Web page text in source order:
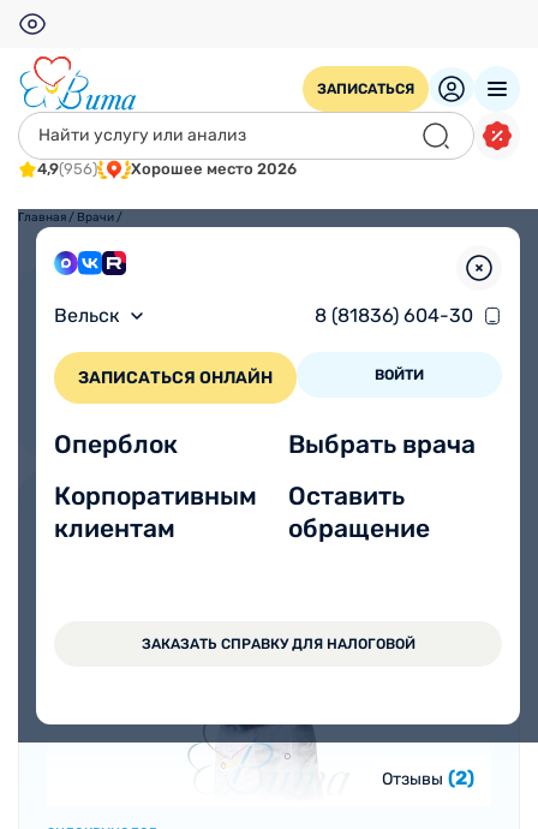
ЗАПИСАТЬСЯ
4,9(956) Хорошее место 2026
Вельск 8 (81836) 604-30
ЗАПИСАТЬСЯ ОНЛАЙН ВОЙТИ
Оперблок
Корпоративным
клиентам
Выбрать врача
Оставить
обращение
ЗАКАЗАТЬ СПРАВКУ ДЛЯ НАЛОГОВОЙ
Главная / Врачи /
Взрослым
Отзывы (2)